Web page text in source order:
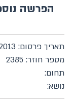
הפרשה
תאריך פרסום: 30/05/2013
מספר חוזר: 2385
תחום:
נושא: